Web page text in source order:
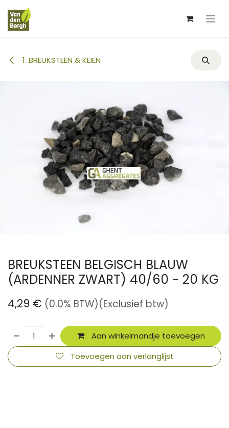
Overslaan naar inhoud
1. BREUKSTEEN & KEIEN
BREUKSTEEN BELGISCH BLAUW
(ARDENNER ZWART) 40/60 - 20 KG
4,29 € (0.0% BTW)(Exclusief btw)
Aan winkelmandje toevoegen
Toevoegen aan verlanglijst